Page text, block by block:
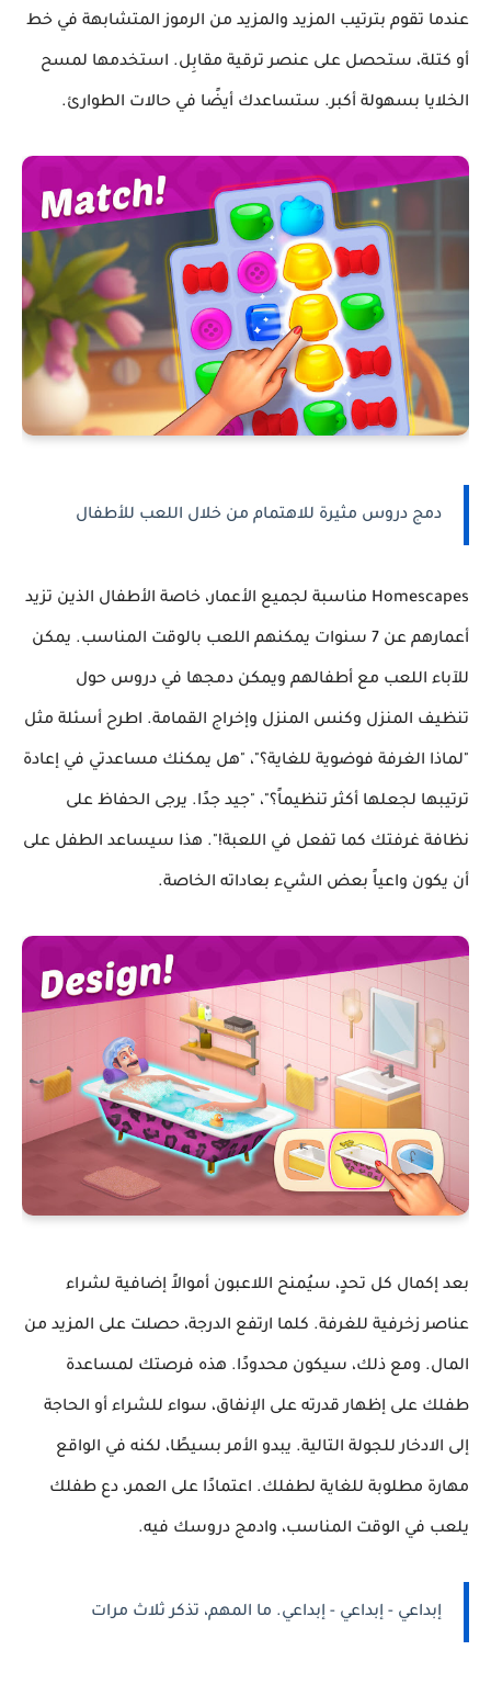
عندما تقوم بترتيب المزيد والمزيد من الرموز المتشابهة في خط
أو كتلة، ستحصل على عنصر ترقية مقابِل. استخدمها لمسح
الخلايا بسهولة أكبر. ستساعدك أيضًا في حالات الطوارئ.
دمج دروس مثيرة للاهتمام من خلال اللعب للأطفال
Homescapes مناسبة لجميع الأعمار، خاصة الأطفال الذين تزيد
أعمارهم عن 7 سنوات يمكنهم اللعب بالوقت المناسب. يمكن
للآباء اللعب مع أطفالهم ويمكن دمجها في دروس حول
تنظيف المنزل وكنس المنزل وإخراج القمامة. اطرح أسئلة مثل
"لماذا الغرفة فوضوية للغاية؟"، "هل يمكنك مساعدتي في إعادة
ترتيبها لجعلها أكثر تنظيماً؟"، "جيد جدًا. يرجى الحفاظ على
نظافة غرفتك كما تفعل في اللعبة!". هذا سيساعد الطفل على
أن يكون واعياً بعض الشيء بعاداته الخاصة.
بعد إكمال كل تحدٍ، سيُمنح اللاعبون أموالاً إضافية لشراء
عناصر زخرفية للغرفة. كلما ارتفع الدرجة، حصلت على المزيد من
المال. ومع ذلك، سيكون محدودًا. هذه فرصتك لمساعدة
طفلك على إظهار قدرته على الإنفاق، سواء للشراء أو الحاجة
إلى الادخار للجولة التالية. يبدو الأمر بسيطًا، لكنه في الواقع
مهارة مطلوبة للغاية لطفلك. اعتمادًا على العمر، دع طفلك
يلعب في الوقت المناسب، وادمج دروسك فيه.
إبداعي - إبداعي - إبداعي. ما المهم، تذكر ثلاث مرات